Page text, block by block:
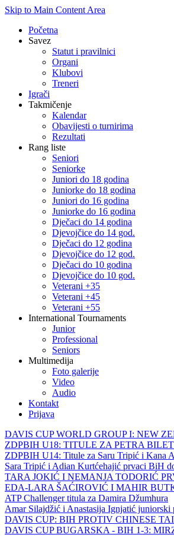
Skip to Main Content Area
Početna
Savez
Statut i pravilnici
Organi
Klubovi
Treneri
Igrači
Takmičenje
Kalendar
Obavijesti o turnirima
Rezultati
Rang liste
Seniori
Seniorke
Juniori do 18 godina
Juniorke do 18 godina
Juniori do 16 godina
Juniorke do 16 godina
Dječaci do 14 godina
Djevojčice do 14 god.
Dječaci do 12 godina
Djevojčice do 12 god.
Dječaci do 10 godina
Djevojčice do 10 god.
Veterani +35
Veterani +45
Veterani +55
International Tournaments
Junior
Professional
Seniors
Multimedija
Foto galerije
Video
Audio
Kontakt
Prijava
DAVIS CUP WORLD GROUP I: NEW
ZDPBIH U18: TITULE ZA PETRA
ZDPBIH U14: Titule za Saru Tripić i Kana
Sara Tripić i Adian Kurtćehajić prvaci BiH
TARA JOKIĆ I NEMANJA TODORIĆ
EDA-LARA ŠAĆIROVIĆ I MAHIR
ATP Challenger titula za Damira Džumhura
Amar Silajdžić i Anastasija Ignjatić
DAVIS CUP: BIH PROTIV CHINESE
DAVIS CUP BUGARSKA - BIH 1-3: